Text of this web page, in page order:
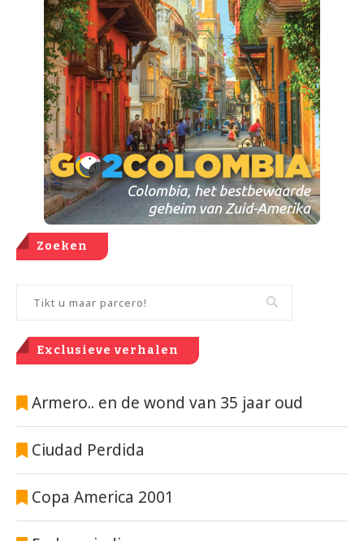
Zoeken
Exclusieve verhalen
Armero.. en de wond van 35 jaar oud
Ciudad Perdida
Copa America 2001